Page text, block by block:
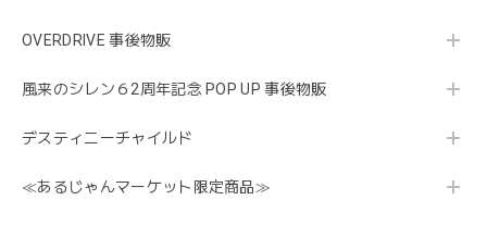
OVERDRIVE 事後物販
風来のシレン６2周年記念 POP UP 事後物販
デスティニーチャイルド
≪あるじゃんマーケット限定商品≫